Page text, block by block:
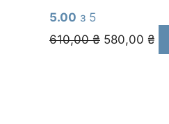
5.00 з 5
610,00₴
ціна:
580,00 ₴